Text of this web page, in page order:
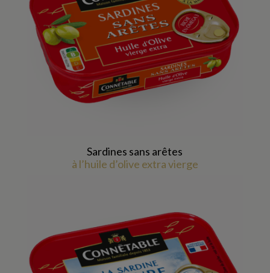
Sardines sans arêtes
à l’huile d’olive extra vierge